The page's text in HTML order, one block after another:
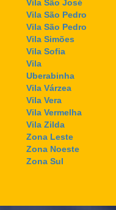
Vila São José
Vila São Pedro
Vila São Pedro
Vila Simões
Vila Sofia
Vila
Uberabinha
Vila Várzea
Vila Vera
Vila Vermelha
Vila Zilda
Zona Leste
Zona Noeste
Zona Sul